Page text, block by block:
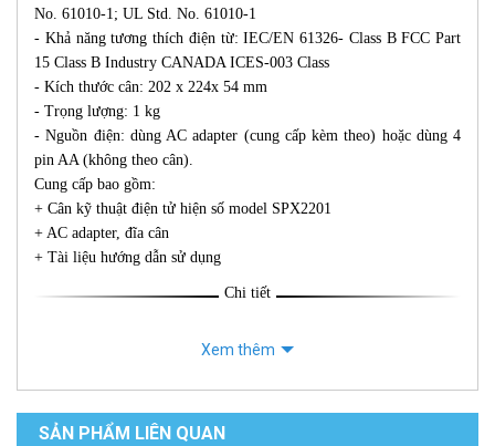
No. 61010-1; UL Std. No. 61010-1
- Khả năng tương thích điện từ: IEC/EN 61326- Class B FCC Part
15 Class B Industry CANADA ICES-003 Class
- Kích thước cân: 202 x 224x 54 mm
- Trọng lượng: 1 kg
- Nguồn điện: dùng AC adapter (cung cấp kèm theo) hoặc dùng 4
pin AA (không theo cân).
Cung cấp bao gồm:
+ Cân kỹ thuật điện tử hiện số model SPX2201
+ AC adapter, đĩa cân
+ Tài liệu hướng dẫn sử dụng
Chi tiết
Xem thêm
SẢN PHẨM LIÊN QUAN